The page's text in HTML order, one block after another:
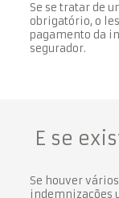
Se se tratar de
obrigatório, o
pagamento da
segurador.
E se
Se houver
indemnizações